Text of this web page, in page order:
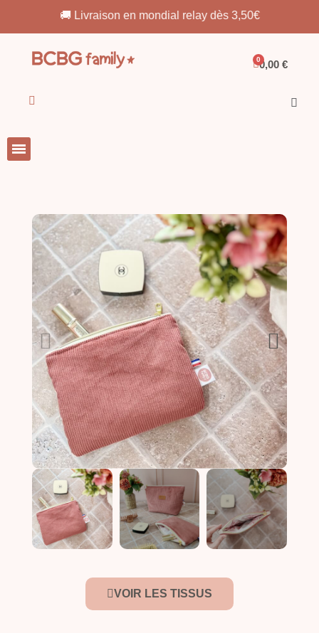
🚚 Livraison en mondial relay dès 3,50€
0,00 €
VOIR LES TISSUS